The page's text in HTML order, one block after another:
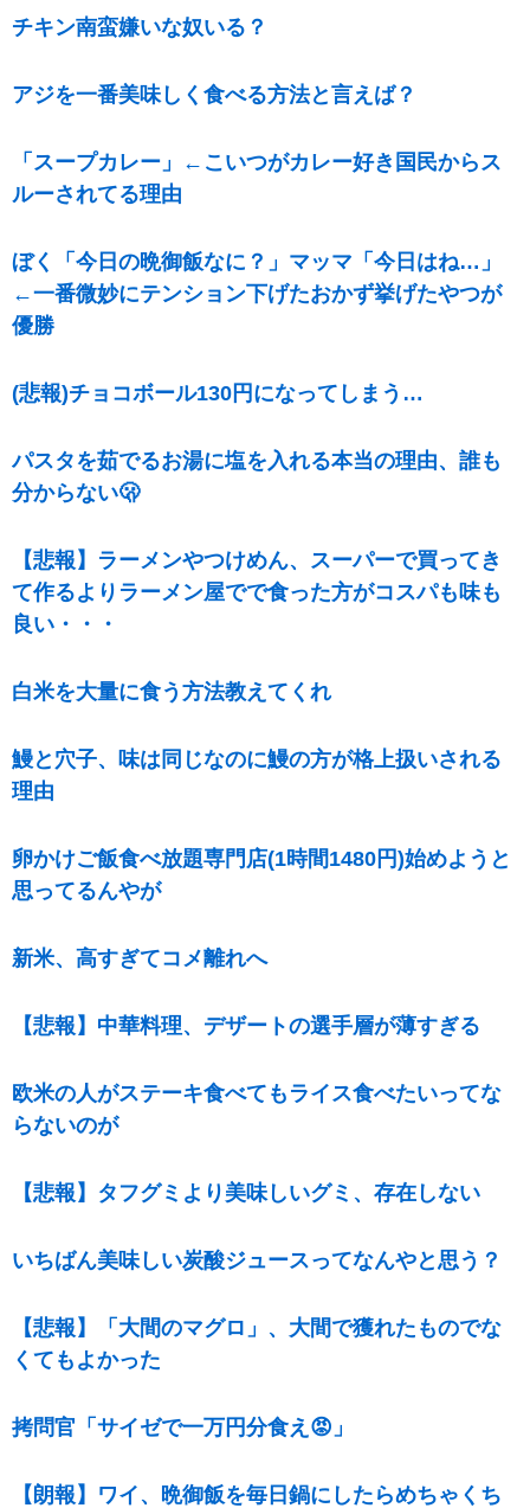
チキン南蛮嫌いな奴いる？
アジを一番美味しく食べる方法と言えば？
「スープカレー」←こいつがカレー好き国民からス
ルーされてる理由
ぼく「今日の晩御飯なに？」マッマ「今日はね…」
←一番微妙にテンション下げたおかず挙げたやつが
優勝
(悲報)チョコボール130円になってしまう…
パスタを茹でるお湯に塩を入れる本当の理由、誰も
分からない🫢
【悲報】ラーメンやつけめん、スーパーで買ってき
て作るよりラーメン屋でで食った方がコスパも味も
良い・・・
白米を大量に食う方法教えてくれ
鰻と穴子、味は同じなのに鰻の方が格上扱いされる
理由
卵かけご飯食べ放題専門店(1時間1480円)始めようと
思ってるんやが
新米、高すぎてコメ離れへ
【悲報】中華料理、デザートの選手層が薄すぎる
欧米の人がステーキ食べてもライス食べたいってな
らないのが
【悲報】タフグミより美味しいグミ、存在しない
いちばん美味しい炭酸ジュースってなんやと思う？
【悲報】「大間のマグロ」、大間で獲れたものでな
くてもよかった
拷問官「サイゼで一万円分食え😡」
【朗報】ワイ、晩御飯を毎日鍋にしたらめちゃくち